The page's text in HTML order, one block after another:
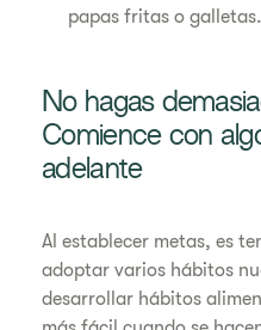
papas fritas o galletas.
No hagas
Comience con
adelante
Al establecer metas, es
adoptar varios hábitos
desarrollar hábitos